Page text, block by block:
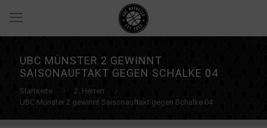
UBC MÜNSTER 2 GEWINNT
SAISONAUFTAKT GEGEN SCHALKE 04
Startseite
2. Herren
UBC Münster 2 gewinnt Saisonauftakt gegen Schalke 04